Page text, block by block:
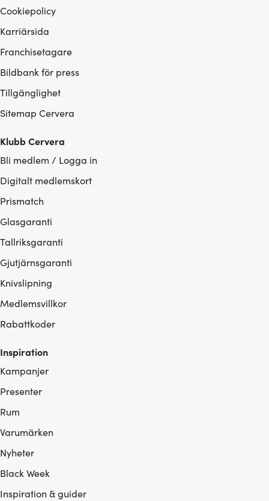
Cookiepolicy
Karriärsida
Franchisetagare
Bildbank för press
Tillgänglighet
Sitemap Cervera
Klubb Cervera
Bli medlem / Logga in
Digitalt medlemskort
Prismatch
Glasgaranti
Tallriksgaranti
Gjutjärnsgaranti
Knivslipning
Medlemsvillkor
Rabattkoder
Inspiration
Kampanjer
Presenter
Rum
Varumärken
Nyheter
Black Week
Inspiration & guider